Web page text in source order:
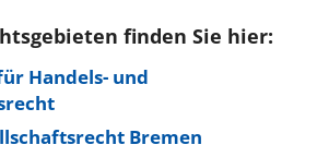
finden Sie hier:
Handels- und
Bremen